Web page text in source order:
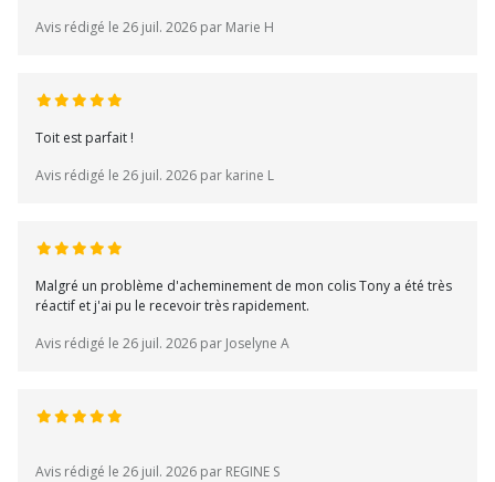
Avis rédigé le 26 juil. 2026 par Marie H
Toit est parfait !
Avis rédigé le 26 juil. 2026 par karine L
Malgré un problème d'acheminement de mon colis Tony a été très
réactif et j'ai pu le recevoir très rapidement.
Avis rédigé le 26 juil. 2026 par Joselyne A
Avis rédigé le 26 juil. 2026 par REGINE S